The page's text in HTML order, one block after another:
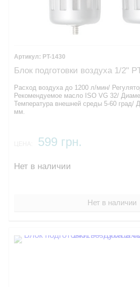
PT-1430
Блок подготовки воздуха 1/2"
​Расход воздуха ​до 1200 л/мин/
Рекомендуемое масло ​ISO VG 32/
Температура внешней среды​ 5-60 град/
мм.​
599 грн.
Нет в наличии
Нет в наличии